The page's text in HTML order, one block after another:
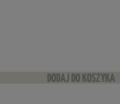
DODAJ DO KOSZYKA